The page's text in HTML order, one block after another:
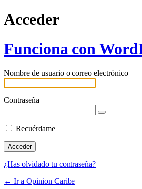
Acceder
Funciona con
Nombre de usuario o correo electrónico
Contraseña
Recuérdame
¿Has olvidado tu contraseña?
← Ir a Opinion Caribe